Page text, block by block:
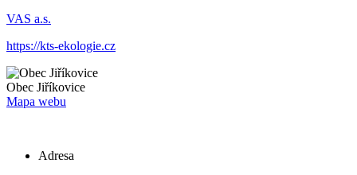
VAS a.s.
https://kts-ekologie.cz
Obec Jiříkovice
Mapa webu
Adresa